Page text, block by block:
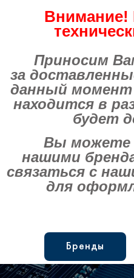
Внимание!
Приносим Вам
за
данный
находится в
будет
Вы можете
нашими
связаться с
для
Бренды